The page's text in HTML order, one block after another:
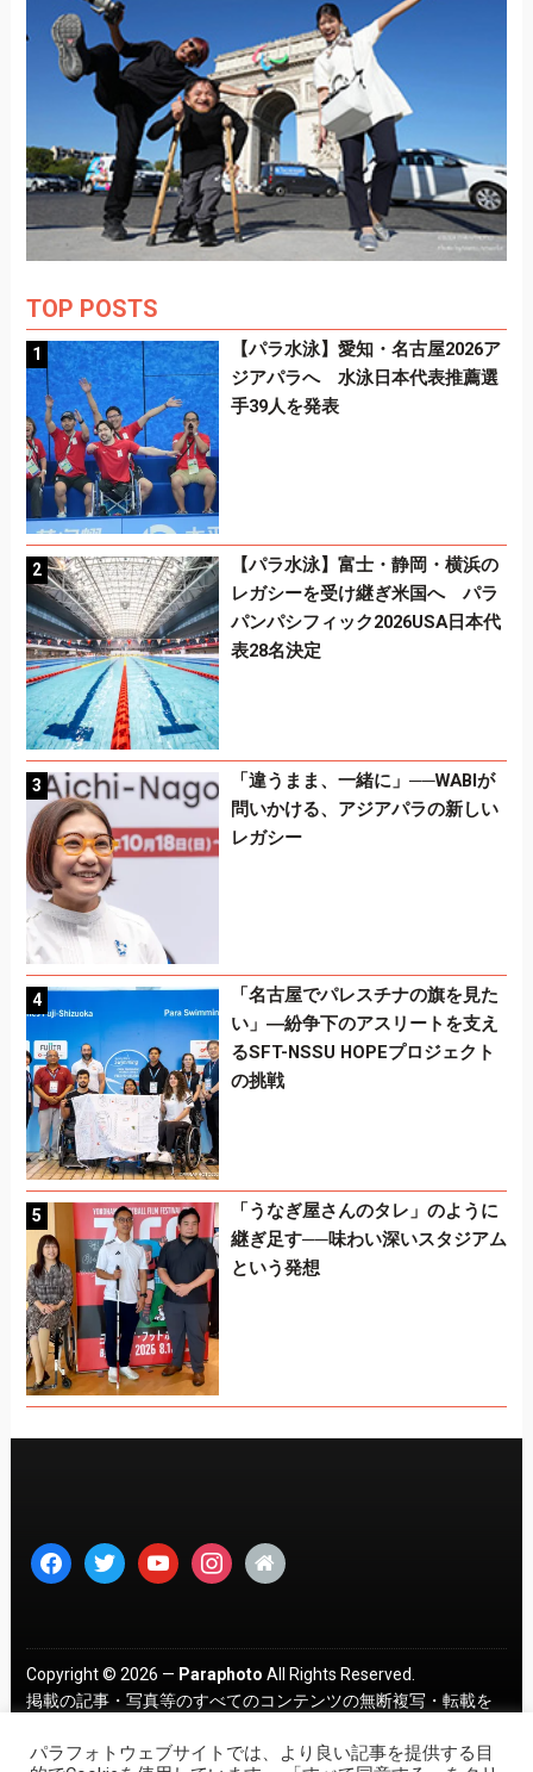
TOP POSTS
【パラ水泳】愛知・名古屋2026ア
ジアパラへ 水泳日本代表推薦選
手39人を発表
【パラ水泳】富士・静岡・横浜の
レガシーを受け継ぎ米国へ パラ
パンパシフィック2026USA日本代
表28名決定
「違うまま、一緒に」──WABIが
問いかける、アジアパラの新しい
レガシー
「名古屋でパレスチナの旗を見た
い」―紛争下のアスリートを支え
るSFT-NSSU HOPEプロジェクト
の挑戦
「うなぎ屋さんのタレ」のように
継ぎ足す──味わい深いスタジアム
という発想
facebooktwitter youtubeinstagram
home
Copyright © 2026 — Paraphoto All Rights Reserved.
掲載の記事・写真等のすべてのコンテンツの無断複写・転載を
パラフォトウェブサイトでは、より良い記事を提供する目